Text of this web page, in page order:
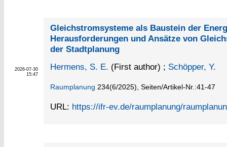
2026-07-30
15:47
Gleichstromsysteme als Baustein der
Herausforderungen und Ansätze von
der Stadtplanung
Hermens, S. E. (First author) ; Schöpper, Y.
Raumplanung 234(6/2025) Seiten/Artikel-Nr.:41-47
URL: https://ifr-ev.de/raumplanung/